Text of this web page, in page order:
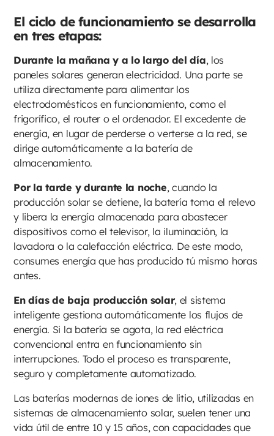
El ciclo de funcionamiento se desarrolla
en tres etapas:
Durante la mañana y a lo largo del día, los
paneles solares generan electricidad. Una parte se
utiliza directamente para alimentar los
electrodomésticos en funcionamiento, como el
frigorífico, el router o el ordenador. El excedente de
energía, en lugar de perderse o verterse a la red, se
dirige automáticamente a la batería de
almacenamiento.
Por la tarde y durante la noche, cuando la
producción solar se detiene, la batería toma el relevo
y libera la energía almacenada para abastecer
dispositivos como el televisor, la iluminación, la
lavadora o la calefacción eléctrica. De este modo,
consumes energía que has producido tú mismo horas
antes.
En días de baja producción solar, el sistema
inteligente gestiona automáticamente los flujos de
energía. Si la batería se agota, la red eléctrica
convencional entra en funcionamiento sin
interrupciones. Todo el proceso es transparente,
seguro y completamente automatizado.
Las baterías modernas de iones de litio, utilizadas en
sistemas de almacenamiento solar, suelen tener una
vida útil de entre 10 y 15 años, con capacidades que